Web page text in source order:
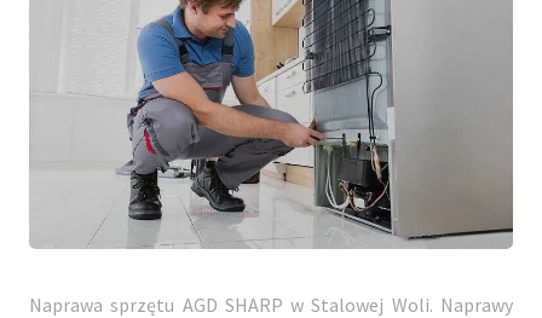
Naprawa sprzętu AGD SHARP w Stalowej Woli. Naprawy